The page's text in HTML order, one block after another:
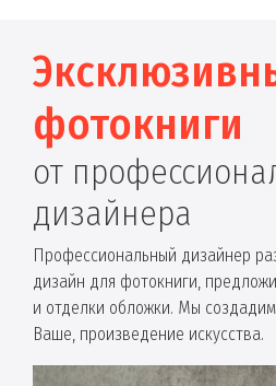
фотокниги
от
дизайнера
Профессиональный дизайнер
дизайн для фотокниги,
и отделки обложки. Мы
Ваше, произведение искусства.